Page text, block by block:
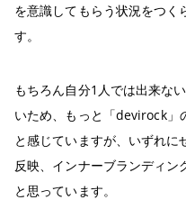
を意識してもらう状況をつく
す。
もちろん自分1人では出来な
いため、もっと「devirock」
と感じていますが、いずれ
反映、インナーブランディ
と思っています。